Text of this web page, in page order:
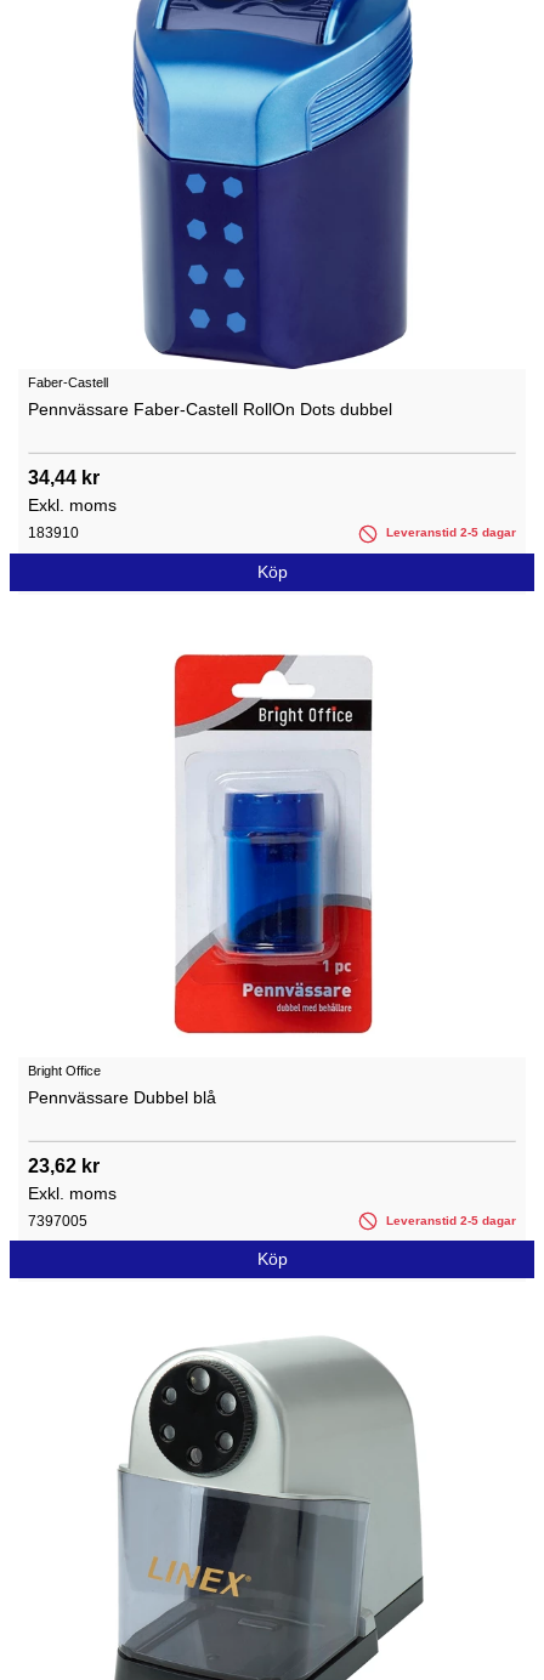
Faber-Castell
Pennvässare Faber-Castell RollOn Dots dubbel
34,44 kr
Exkl. moms
183910 Leveranstid 2-5 dagar
Köp
Bright Office
Pennvässare Dubbel blå
23,62 kr
Exkl. moms
7397005 Leveranstid 2-5 dagar
Köp